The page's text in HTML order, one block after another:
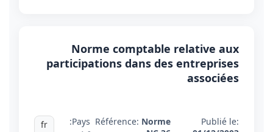
Norme comptable relative aux
participations dans des entreprises
associées
Publié le:
Référence: Norme
Pays:
fr